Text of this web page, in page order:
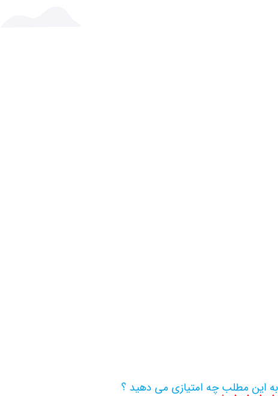
به این مطلب چه امتیازی می دهید ؟